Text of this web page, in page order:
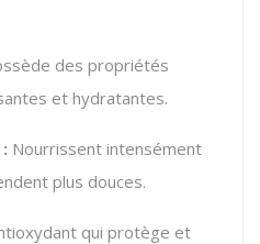
des propriétés
et hydratantes.
Nourrissent intensément
plus douces.
qui protège et